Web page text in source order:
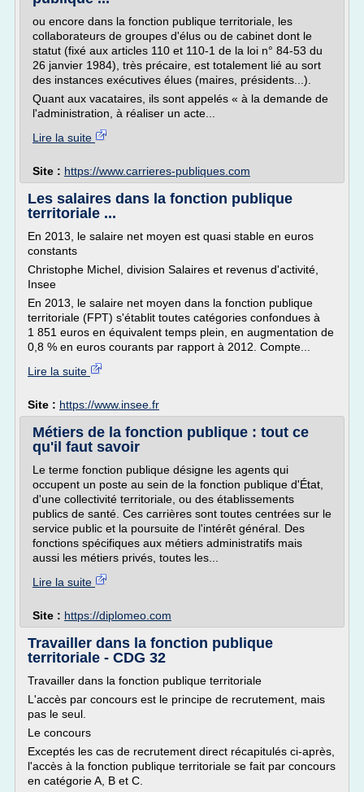
ou encore dans la fonction publique territoriale, les
collaborateurs de groupes d'élus ou de cabinet dont le
statut (fixé aux articles 110 et 110-1 de la loi n° 84-53 du
26 janvier 1984), très précaire, est totalement lié au sort
des instances exécutives élues (maires, présidents...).
Quant aux vacataires, ils sont appelés « à la demande de
l'administration, à réaliser un acte...
Lire la suite
Site : https://www.carrieres-publiques.com
Les salaires dans la fonction publique
territoriale ...
En 2013, le salaire net moyen est quasi stable en euros
constants
Christophe Michel, division Salaires et revenus d'activité,
Insee
En 2013, le salaire net moyen dans la fonction publique
territoriale (FPT) s'établit toutes catégories confondues à
1 851 euros en équivalent temps plein, en augmentation de
0,8 % en euros courants par rapport à 2012. Compte...
Lire la suite
Site : https://www.insee.fr
Métiers de la fonction publique : tout ce
qu'il faut savoir
Le terme fonction publique désigne les agents qui
occupent un poste au sein de la fonction publique d'État,
d'une collectivité territoriale, ou des établissements
publics de santé. Ces carrières sont toutes centrées sur le
service public et la poursuite de l'intérêt général. Des
fonctions spécifiques aux métiers administratifs mais
aussi les métiers privés, toutes les...
Lire la suite
Site : https://diplomeo.com
Travailler dans la fonction publique
territoriale - CDG 32
Travailler dans la fonction publique territoriale
L'accès par concours est le principe de recrutement, mais
pas le seul.
Le concours
Exceptés les cas de recrutement direct récapitulés ci-après,
l'accès à la fonction publique territoriale se fait par concours
en catégorie A, B et C.